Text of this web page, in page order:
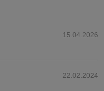
15.04.2026
22.02.2024